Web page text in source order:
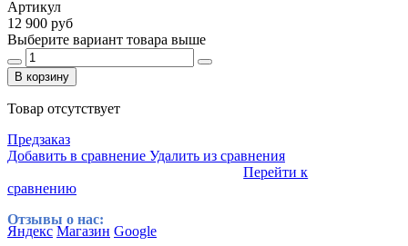
Артикул
12 900 руб
Выберите вариант товара выше
В корзину
Товар отсутствует
Предзаказ
Добавить в сравнение Удалить из сравнения
Перейти к
сравнению
Отзывы о нас:
Яндекс Магазин Google